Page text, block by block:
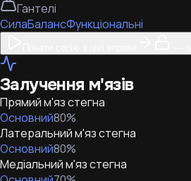
Гантелі
СилаБалансФункціональні
Залучення м'язів
Прямий м'яз стегна
Основний80%
Латеральний м'яз стегна
Основний80%
Медіальний м'яз стегна